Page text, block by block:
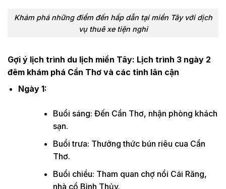
Khám phá những điểm đến hấp dẫn tại miền Tây với dịch
vụ thuê xe tiện nghi
Gợi ý lịch trình du lịch miền Tây: Lịch trình 3 ngày 2
đêm khám phá Cần Thơ và các tỉnh lân cận
Ngày 1:
Buổi sáng: Đến Cần Thơ, nhận phòng khách
sạn.
Buổi trưa: Thưởng thức bún riêu cua Cần
Thơ.
Buổi chiều: Tham quan chợ nổi Cái Răng,
nhà cổ Bình Thủy.